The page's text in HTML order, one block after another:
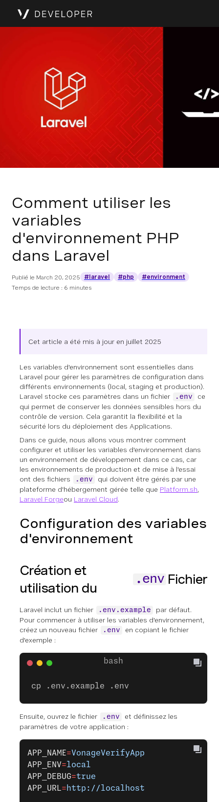
Comment utiliser les
variables
d'environnement PHP
dans Laravel
Publié le March 20, 2025 #laravel #php
#environment
Temps de lecture : 6 minutes
Cet article a été mis à jour en juillet 2025
Les variables d'environnement sont essentielles dans
Laravel pour gérer les paramètres de configuration dans
différents environnements (local, staging et production).
Laravel stocke ces paramètres dans un fichier
.env
ce
qui permet de conserver les données sensibles hors du
contrôle de version. Cela garantit la flexibilité et la
sécurité lors du déploiement des Applications.
Dans ce guide, nous allons vous montrer comment
configurer et utiliser les variables d'environnement dans
un environnement de développement dans ce cas, car
les environnements de production et de mise à l'essai
ont des fichiers
.env
qui doivent être gérés par une
plateforme d'hébergement gérée telle que Platform.sh,
Laravel Forgeou Laravel Cloud.
Configuration des variables
d'environnement
Création et
utilisation du
.env Fichier
Laravel inclut un fichier .env.example
par défaut.
Pour commencer à utiliser les variables d'environnement,
créez un nouveau fichier
.env
en copiant le fichier
d'exemple :
cp .env.example .env
Ensuite, ouvrez le fichier .env
et définissez les
paramètres de votre application :
APP_NAME=VonageVerifyApp
APP_ENV=local
APP_DEBUG=true
APP_URL= http://localhost